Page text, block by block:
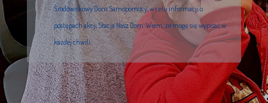
Środowiskowy Dom Samopomocy, w celu informacji o
postępach akcji Stacja Nasz Dom. Wiem, że mogę się wypisać w
każdej chwili.